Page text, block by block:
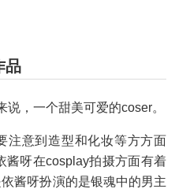
品
，一个甜美可爱的coser。
注意到造型和化妆等方方面
酱呀在cosplay拍摄方面有着
酱呀扮演的是银魂中的男主